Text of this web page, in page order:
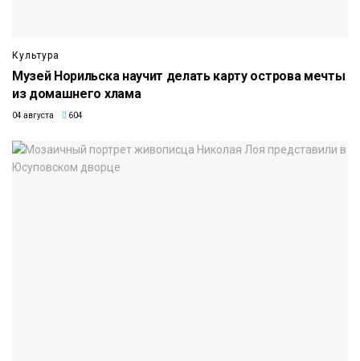
Культура
Музей Норильска научит делать карту острова мечты
из домашнего хлама
04 августа 604